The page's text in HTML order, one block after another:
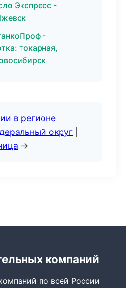
Экспресс -
-
токарная,
в регионе
округ
→
компаний
по всей России